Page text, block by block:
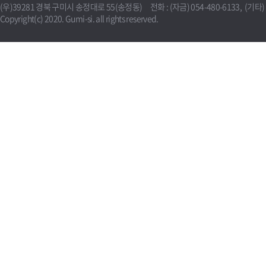
(우)39281 경북 구미시 송정대로 55(송정동) 전화 : (자금) 054-480-6133, (기타
Copyright(c) 2020. Gumi-si. all rights reserved.